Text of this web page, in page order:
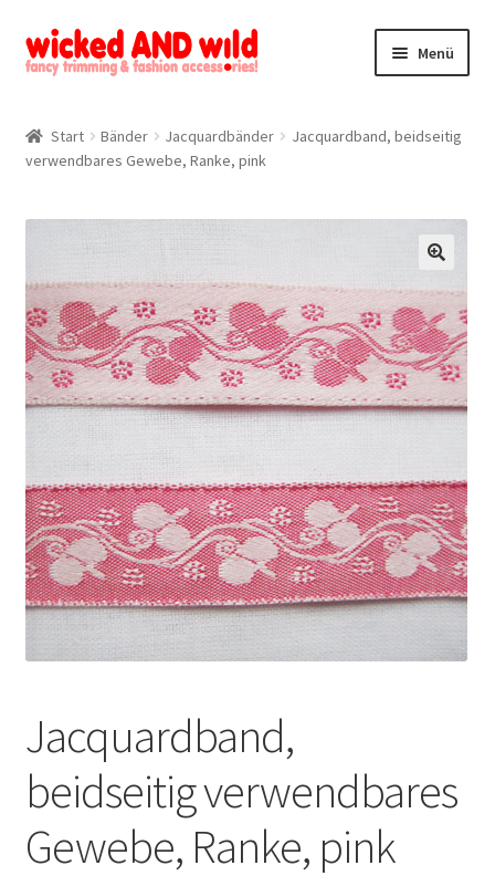
Zur
Navigation
Zum
Inhalt
Menü
Kategorien
Mein Konto
Kontakt
Start Bänder Jacquardbänder
Jacquardband, beidseitig
verwendbares Gewebe, Ranke, pink
Jacquardband,
beidseitig verwendbares
Gewebe, Ranke, pink